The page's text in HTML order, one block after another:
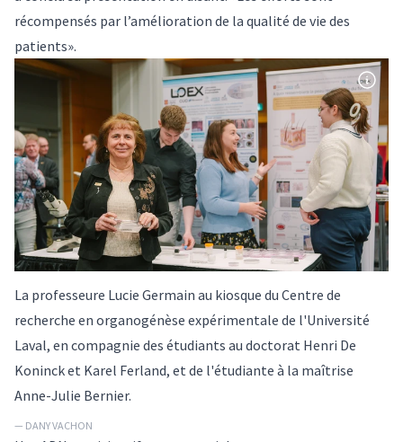
récompensés par l’amélioration de la qualité de vie des
patients».
La professeure Lucie Germain au kiosque du Centre de
recherche en organogénèse expérimentale de l'Université
Laval, en compagnie des étudiants au doctorat Henri De
Koninck et Karel Ferland, et de l'étudiante à la maîtrise
Anne-Julie Bernier.
— DANY VACHON